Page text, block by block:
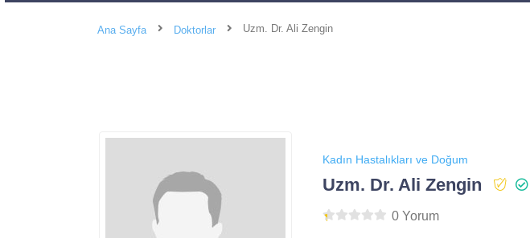
Ana Sayfa Doktorlar Uzm. Dr. Ali Zengin
Kadın Hastalıkları ve Doğum
Uzm. Dr. Ali Zengin
0 Yorum